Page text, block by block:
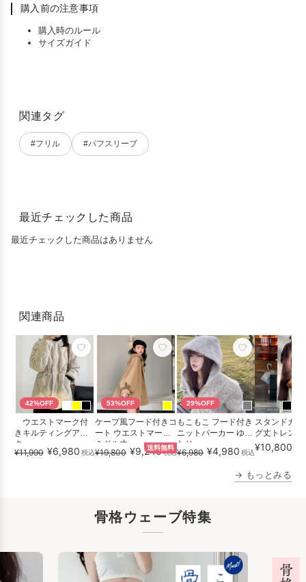
購入前の注意事項
購入時のルール
サイズガイド
関連タグ
#フリル #パフスリーブ
最近チェックした商品
最近チェックした商品はありません
関連商品
42%OFF
ウエストマーク付
きキルティングアウ
ター
¥11,990 ¥6,980 税込
53%OFF
ケープ風フード付きコ
ート ウエストマーク
ミドル丈
¥19,800 ¥9,240税込
送料無料
29%OFF
もこもこ フード付き
ニットパーカー ゆっ
たり
¥6,980 ¥4,980 税込
スタンドカラ
グ丈トレン
¥10,800
→ もっとみる
骨格ウェーブ特集